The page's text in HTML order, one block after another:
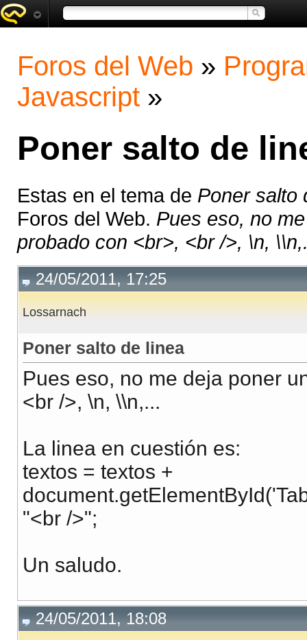
Foros del Web »
Javascript »
Poner salto de
Estas en el tema de Poner salto
Foros del Web. Pues eso, no
probado con <br>, <br />, \n,
24/05/2011, 17:25
Lossarnach
Poner salto de linea
Pues eso, no me deja poner
<br />, \n, \\n,...
La linea en cuestión es:
textos = textos +
"<br />";
Un saludo.
24/05/2011, 18:08